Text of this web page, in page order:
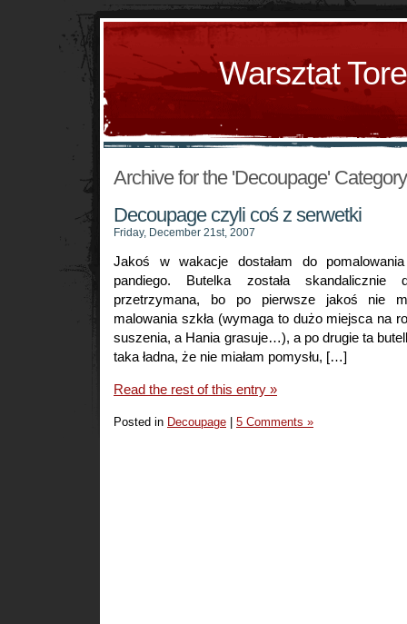
Warsztat
Archive for the 'Decoupage' Category
Decoupage czyli coś z serwetki
Friday, December 21st, 2007
Jakoś w wakacje dostałam do
pandiego. Butelka została skandalicznie
przetrzymana, bo po pierwsze jakoś nie
malowania szkła (wymaga to dużo miejsca na
suszenia, a Hania grasuje…), a po drugie ta
taka ładna, że nie miałam pomysłu, […]
Read the rest of this entry »
Posted in Decoupage 5 Comments »